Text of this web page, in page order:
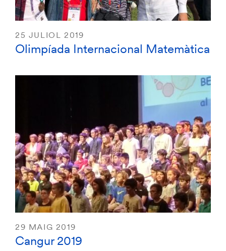
25 JULIOL 2019
Olimpíada Internacional Matemàtica
29 MAIG 2019
Cangur 2019